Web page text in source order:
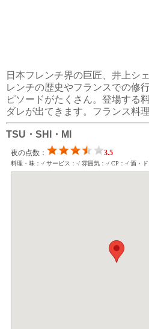
日本フレンチ界の巨匠、井上シ
レンチの歴史やフランスでの修
ピソードがたくさん。登場する
ダレが出てきます。フランス料
TSU・SHI・MI